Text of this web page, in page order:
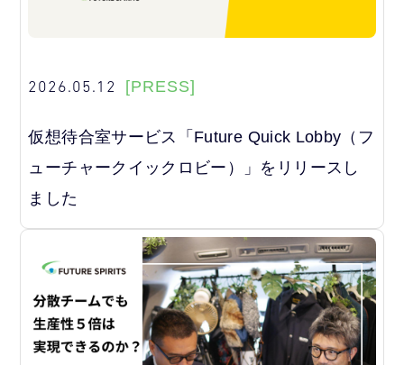
2026.05.12 [PRESS]
仮想待合室サービス「Future Quick Lobby（フ
ューチャークイックロビー）」をリリースし
ました